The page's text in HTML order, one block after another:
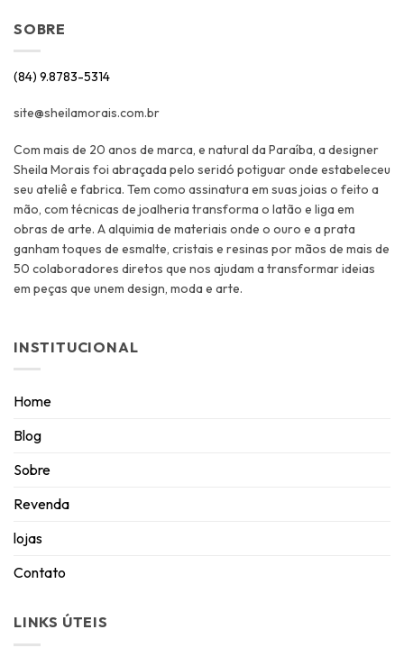
SOBRE
(84) 9.8783-5314
site@sheilamorais.com.br
Com mais de 20 anos de marca, e natural da Paraíba, a designer
Sheila Morais foi abraçada pelo seridó potiguar onde estabeleceu
seu ateliê e fabrica. Tem como assinatura em suas joias o feito a
mão, com técnicas de joalheria transforma o latão e liga em
obras de arte. A alquimia de materiais onde o ouro e a prata
ganham toques de esmalte, cristais e resinas por mãos de mais de
50 colaboradores diretos que nos ajudam a transformar ideias
em peças que unem design, moda e arte.
INSTITUCIONAL
Home
Blog
Sobre
Revenda
lojas
Contato
LINKS ÚTEIS